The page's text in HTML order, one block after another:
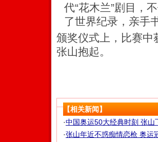
代“花木兰”剧目，
了世界纪录，亲手
颁奖仪式上，比赛中
张山抱起。
【相关新闻】
·中国奥运50大经典时刻 张山
·张山年近不惑痴情恋枪 奥运